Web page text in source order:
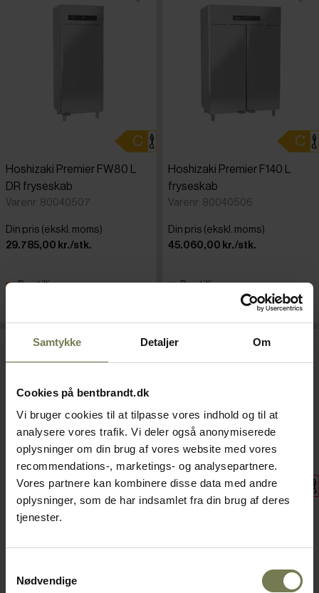
Samtykke Detaljer Om
Cookies på bentbrandt.dk
Vi bruger cookies til at tilpasse vores indhold og til at
analysere vores trafik. Vi deler også anonymiserede
oplysninger om din brug af vores website med vores
recommendations-, marketings- og analysepartnere.
Vores partnere kan kombinere disse data med andre
oplysninger, som de har indsamlet fra din brug af deres
tjenester.
Nødvendige
Hoshizaki Premier FW80 L
DR fryseskab
Varenr: 80040507
Din pris (ekskl. moms)
29.785,00 kr./stk.
Bestillingsvare
Hoshizaki Premier F140 L
fryseskab
Varenr: 80040506
Din pris (ekskl. moms)
45.060,00 kr./stk.
Bestillingsvare
Læg i kurv
Tefcold FR205 kummefryser
Din pris (ekskl. moms)
4.185,00 kr./stk.
Varenr: 80810524
Din pris (ekskl. moms)